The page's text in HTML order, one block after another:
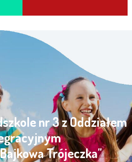
nr 3 z Oddziałem
Trójeczka"